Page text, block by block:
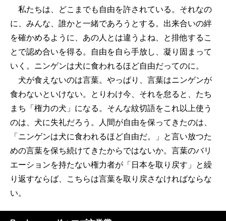
私たちは、どこまでも自由を許されている。それなの
に、みんな、誰かと一緒であろうとする。出来合いの絆
を確かめるように、あの人とは違うよね、と排他するこ
とで認め合いを得る。自由を自ら手放し、凝り固まって
いく。ニンゲンは犬に食われるほど自由だってのに。
犬が食えないのは言葉。やっぱり、言葉はニンゲンが
食わないといけない。とりわけ今、それを怠ると、たち
まち「権力の犬」になる。そんな紋切語をこれ以上使う
のは、犬に失礼だろう。人間が自由を保ってきたのは、
「ニンゲンは犬に食われるほど自由だ。」と言い放つた
めの言葉を保ち続けてきたからではないか。言葉のバリ
エーションを持たない権力者が「日本を取り戻す」と繰
り返すならば、こちらは言葉を取り戻さなければならな
い。